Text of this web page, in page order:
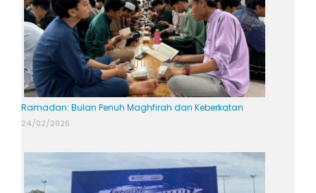
Ramadan: Bulan Penuh Maghfirah dan Keberkatan
24/02/2026